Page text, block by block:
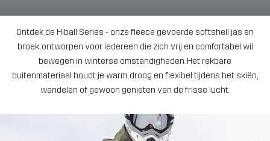
Ontdek de Hiball Series - onze fleece gevoerde softshell jas en
broek, ontworpen voor iedereen die zich vrij en comfortabel wil
bewegen in winterse omstandigheden. Het rekbare
buitenmateriaal houdt je warm, droog en flexibel tijdens het skiën,
wandelen of gewoon genieten van de frisse lucht.